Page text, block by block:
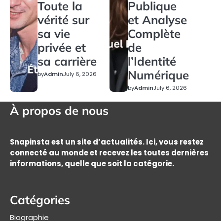
Toute la
vérité sur
sa vie
privée et
sa carrière
byAdminJuly 6, 2026
Publique
et Analyse
Complète
de
l’Identité
Numérique
byAdminJuly 6, 2026
À propos de nous
Snapinsta est un site d’actualités. Ici, vous restez
connecté au monde et recevez les toutes dernières
informations, quelle que soit la catégorie.
Catégories
Biographie